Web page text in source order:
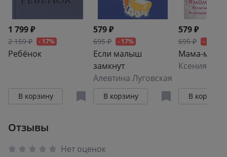
1 799 ₽
2 159 ₽ - 17%
Ребёнок
В корзину
579 ₽
695 ₽ - 17%
Если малыш
замкнут
Алевтина Луговская
В корзину
579 ₽
695 ₽ - 17%
Мама-
Ксения
В корзину
Отзывы
Нет оценок